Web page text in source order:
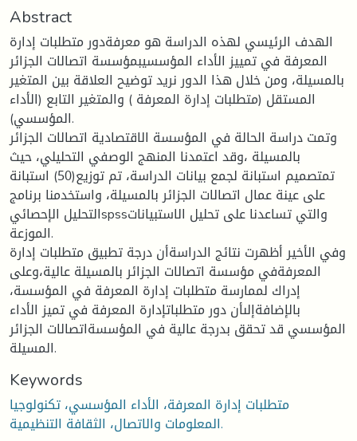
Abstract
الهدف الرئيسي لهذه الدراسة هو معرفةدور متطلبات إدارة
المعرفة في تمييز الأداء المؤسسيبمؤسسة اتصالات الجزائر
بالمسيلة، ومن خلال هذا الدور نريد توضيح العلاقة بين المتغير
المستقل (متطلبات إدارة المعرفة ) والمتغير التابع (الأداء
المؤسسي).
وتمت دراسة الحالة في المؤسسة الاقتصادية اتصالات الجزائر
بالمسيلة ،وقد اعتمدنا المنهج الوصفي التحليلي، حيث
تمتصميم استبانة لجمع بيانات الدراسة، تم توزيع(50) استبانة
على عينة عمال اتصالات الجزائر بالمسيلة، واستخدمنا برنامج
التحليل الإحصائيspssوالتي تساعدنا على تحليل الاستبيانات
الموزعة.
وفي الأخير أظهرت نتائج الدراسةأن درجة تطبيق متطلبات إدارة
المعرفةفي مؤسسة اتصالات الجزائر بالمسيلة عالية،وعلى
إدراك لممارسة متطلبات إدارة المعرفة في المؤسسة،
بالإضافةإلىأن دور متطلباتإدارة المعرفة في تميز الأداء
المؤسسي قد تحقق بدرجة عالية في المؤسسةاتصالات الجزائر
المسيلة.
Keywords
متطلبات إدارة المعرفة، الأداء المؤسسي، تكنولوجيا
المعلومات والاتصال، الثقافة التنظيمية.